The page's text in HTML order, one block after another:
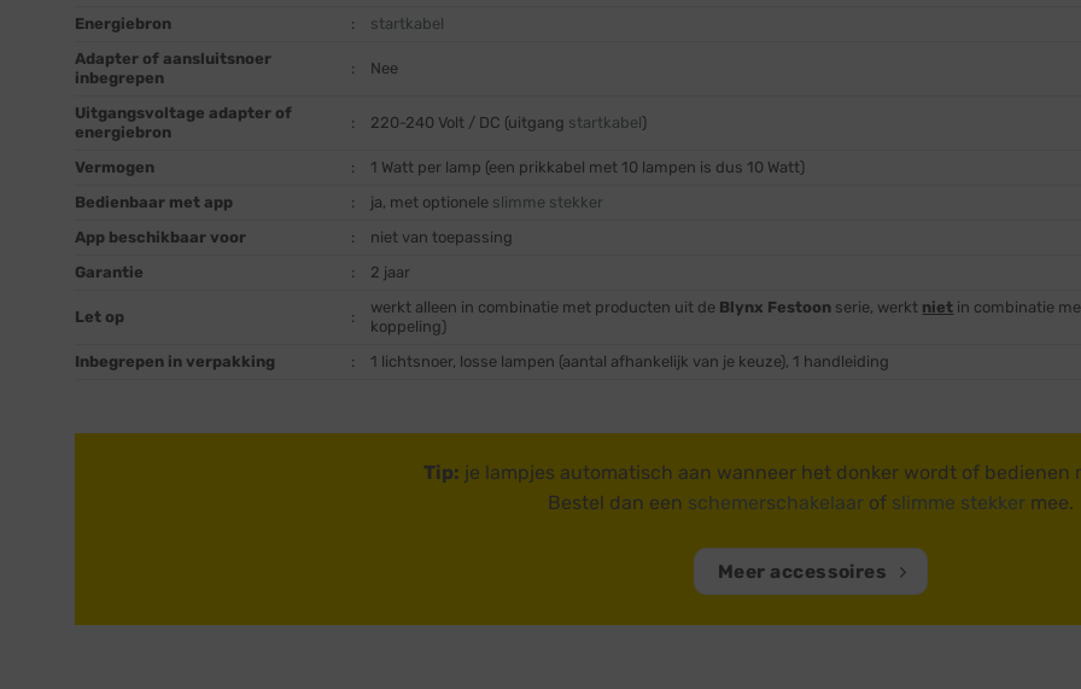
Energiebron
:
startkabel
Adapter of aansluitsnoer
inbegrepen
: Nee
Uitgangsvoltage adapter of
energiebron
: 220-240 Volt / DC (uitgang startkabel)
Vermogen :
1 Watt per lamp (een prikkabel met 10 lampen is dus 10 Watt)
Bedienbaar met app
: ja, met optionele slimme stekker
App beschikbaar voor
:
niet van toepassing
Garantie
: 2 jaar
Let op :
werkt alleen in combinatie met producten uit de Blynx Festoon serie, werkt niet in combinatie
koppeling)
Inbegrepen in verpakking
: 1 lichtsnoer, losse lampen (aantal afhankelijk van je keuze), 1 handleiding
Tip: je lampjes automatisch aan wanneer het donker wordt of bedienen
Bestel dan een schemerschakelaar of slimme stekker mee.
Meer accessoires